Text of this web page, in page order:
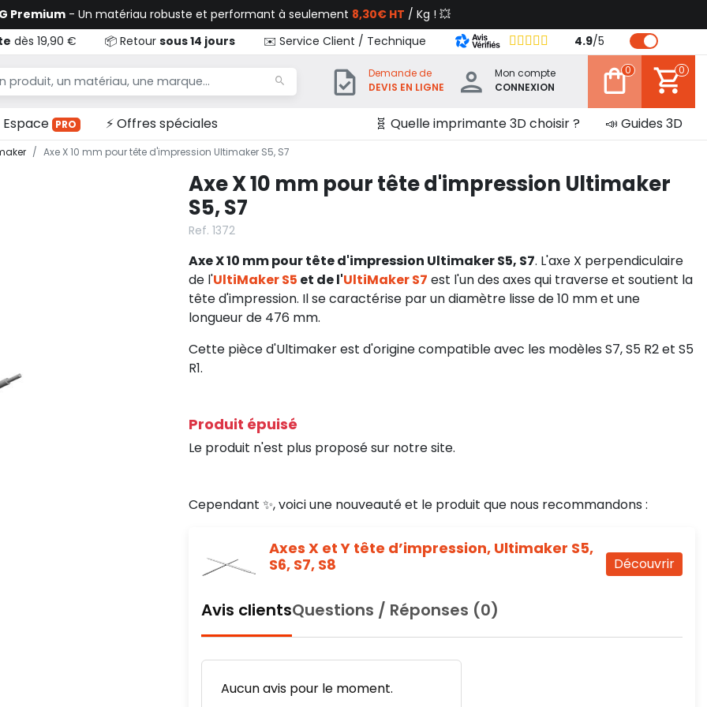
Premium - Un matériau robuste et performant à seulement 8,30€ HT / Kg ! 💥
dès 19,90 € 📦 Retour sous 14 jours ✉️ Service Client / Technique 4.9/5
Demande de
DEVIS EN LIGNE
Mon compte
CONNEXION
0 0
Espace PRO ⚡ Offres spéciales 🧬 Quelle imprimante 3D choisir ? 📣 Guides 3D
Axe X 10 mm pour tête d'impression Ultimaker S5, S7
Axe X 10 mm pour tête d'impression Ultimaker
S5, S7
Ref. 1372
Axe X 10 mm pour tête d'impression Ultimaker S5, S7. L'axe X perpendiculaire
de l'UltiMaker S5 et de l'UltiMaker S7 est l'un des axes qui traverse et soutient la
tête d'impression. Il se caractérise par un diamètre lisse de 10 mm et une
longueur de 476 mm.
Cette pièce d'Ultimaker est d'origine compatible avec les modèles S7, S5 R2 et S5
R1.
Produit épuisé
Le produit n'est plus proposé sur notre site.
Cependant ✨, voici une nouveauté et le produit que nous recommandons :
Découvrir
Axes X et Y tête d’impression, Ultimaker S5,
S6, S7, S8
Avis clientsQuestions / Réponses (0)
Aucun avis pour le moment.